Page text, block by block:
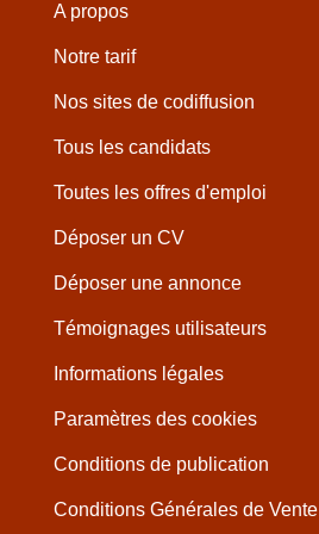
A propos
Notre tarif
Nos sites de codiffusion
Tous les candidats
Toutes les offres d'emploi
Déposer un CV
Déposer une annonce
Témoignages utilisateurs
Informations légales
Paramètres des cookies
Conditions de publication
Conditions Générales de Vente